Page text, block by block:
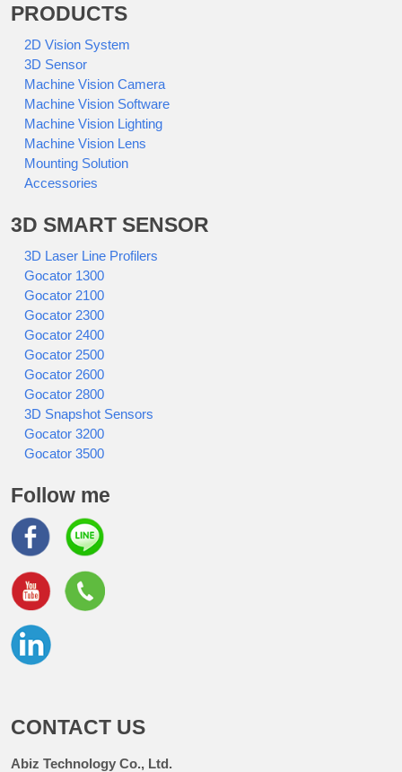
PRODUCTS
2D Vision System
3D Sensor
Machine Vision Camera
Machine Vision Software
Machine Vision Lighting
Machine Vision Lens
Mounting Solution
Accessories
3D SMART SENSOR
3D Laser Line Profilers
Gocator 1300
Gocator 2100
Gocator 2300
Gocator 2400
Gocator 2500
Gocator 2600
Gocator 2800
3D Snapshot Sensors
Gocator 3200
Gocator 3500
Follow me
CONTACT US
Abiz Technology Co., Ltd.